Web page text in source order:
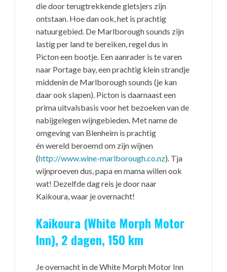
die door terugtrekkende gletsjers zijn
ontstaan. Hoe dan ook, het is prachtig
natuurgebied. De Marlborough sounds zijn
lastig per land te bereiken, regel dus in
Picton een bootje. Een aanrader is te varen
naar Portage bay, een prachtig klein strandje
middenin de Marlborough sounds (je kan
daar ook slapen). Picton is daarnaast een
prima uitvalsbasis voor het bezoeken van de
nabijgelegen wijngebieden. Met name de
omgeving van Blenheim is prachtig
én wereld beroemd om zijn wijnen
(http://www.wine-marlborough.co.nz). Tja
wijnproeven dus, papa en mama willen ook
wat! Dezelfde dag reis je door naar
Kaikoura, waar je overnacht!
Kaikoura (White Morph Motor
Inn), 2 dagen, 150 km
Je overnacht in de White Morph Motor Inn